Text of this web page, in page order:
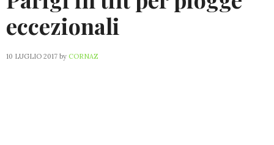
eccezionali
10 LUGLIO 2017 by CORNAZ